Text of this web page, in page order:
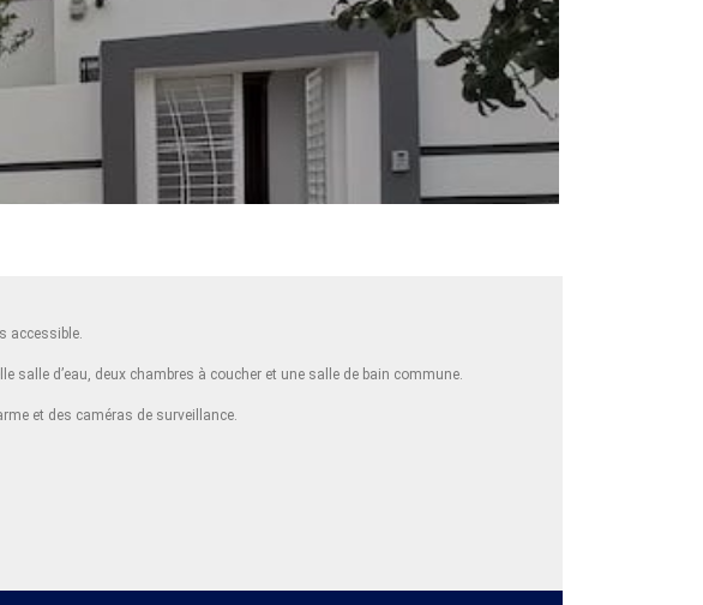
accessible.
d’eau, deux chambres à coucher et une salle de bain commune.
et des caméras de surveillance.